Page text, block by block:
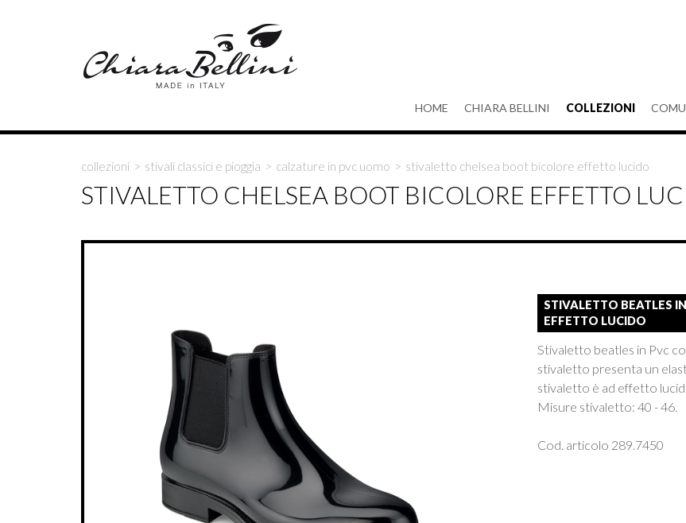
HOME CHIARA BELLINI COLLEZIONI
collezioni > stivali classici e pioggia > calzature in pvc uomo > stivaletto chelsea boot bicolore effetto lucido
STIVALETTO CHELSEA BOOT BICOLORE EFFETTO
STIVALETTO BEATLES
EFFETTO LUCIDO
Stivaletto beatles in Pvc
stivaletto presenta un
stivaletto è ad effetto
Misure stivaletto: 40 - 46.
Cod. articolo 289.7450